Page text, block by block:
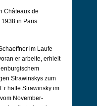
Châteaux de
1938 in Paris
im Laufe
er arbeite, erhielt
Strawinskys zum
hatte Strawinsky im
November-